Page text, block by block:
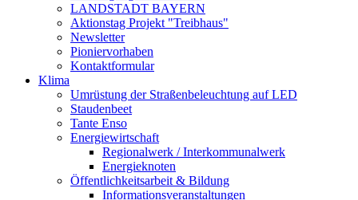
LANDSTADT BAYERN
Aktionstag Projekt "Treibhaus"
Newsletter
Pioniervorhaben
Kontaktformular
Klima
Umrüstung der Straßenbeleuchtung auf LED
Staudenbeet
Tante Enso
Energiewirtschaft
Regionalwerk / Interkommunalwerk
Energieknoten
Öffentlichkeitsarbeit & Bildung
Informationsveranstaltungen